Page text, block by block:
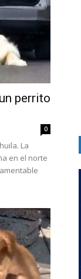
perrito
0
La
en el norte